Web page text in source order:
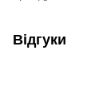
Відгуки